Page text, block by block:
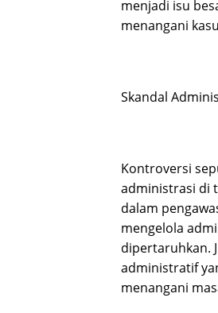
menjadi isu
menangani
Skandal
Kontroversi
administrasi di
dalam
mengelola
dipertaruhkan.
administratif
menangani